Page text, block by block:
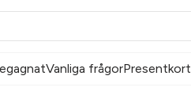
Vanliga frågorPresentkort